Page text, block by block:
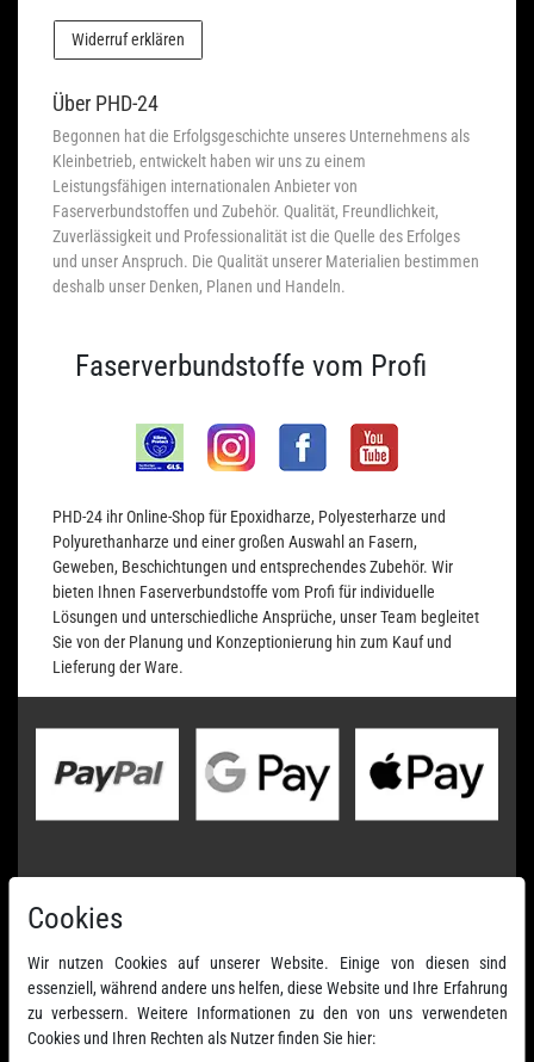
Widerruf erklären
Über PHD-24
Begonnen hat die Erfolgsgeschichte unseres Unternehmens als
Kleinbetrieb, entwickelt haben wir uns zu einem
Leistungsfähigen internationalen Anbieter von
Faserverbundstoffen und Zubehör. Qualität, Freundlichkeit,
Zuverlässigkeit und Professionalität ist die Quelle des Erfolges
und unser Anspruch. Die Qualität unserer Materialien bestimmen
deshalb unser Denken, Planen und Handeln.
Faserverbundstoffe vom Profi
PHD-24 ihr Online-Shop für Epoxidharze, Polyesterharze und
Polyurethanharze und einer großen Auswahl an Fasern,
Geweben, Beschichtungen und entsprechendes Zubehör. Wir
bieten Ihnen Faserverbundstoffe vom Profi für individuelle
Lösungen und unterschiedliche Ansprüche, unser Team begleitet
Sie von der Planung und Konzeptionierung hin zum Kauf und
Lieferung der Ware.
Cookies
Wir nutzen Cookies auf unserer Website. Einige von diesen sind
essenziell, während andere uns helfen, diese Website und Ihre Erfahrung
zu verbessern. Weitere Informationen zu den von uns verwendeten
Cookies und Ihren Rechten als Nutzer finden Sie hier: